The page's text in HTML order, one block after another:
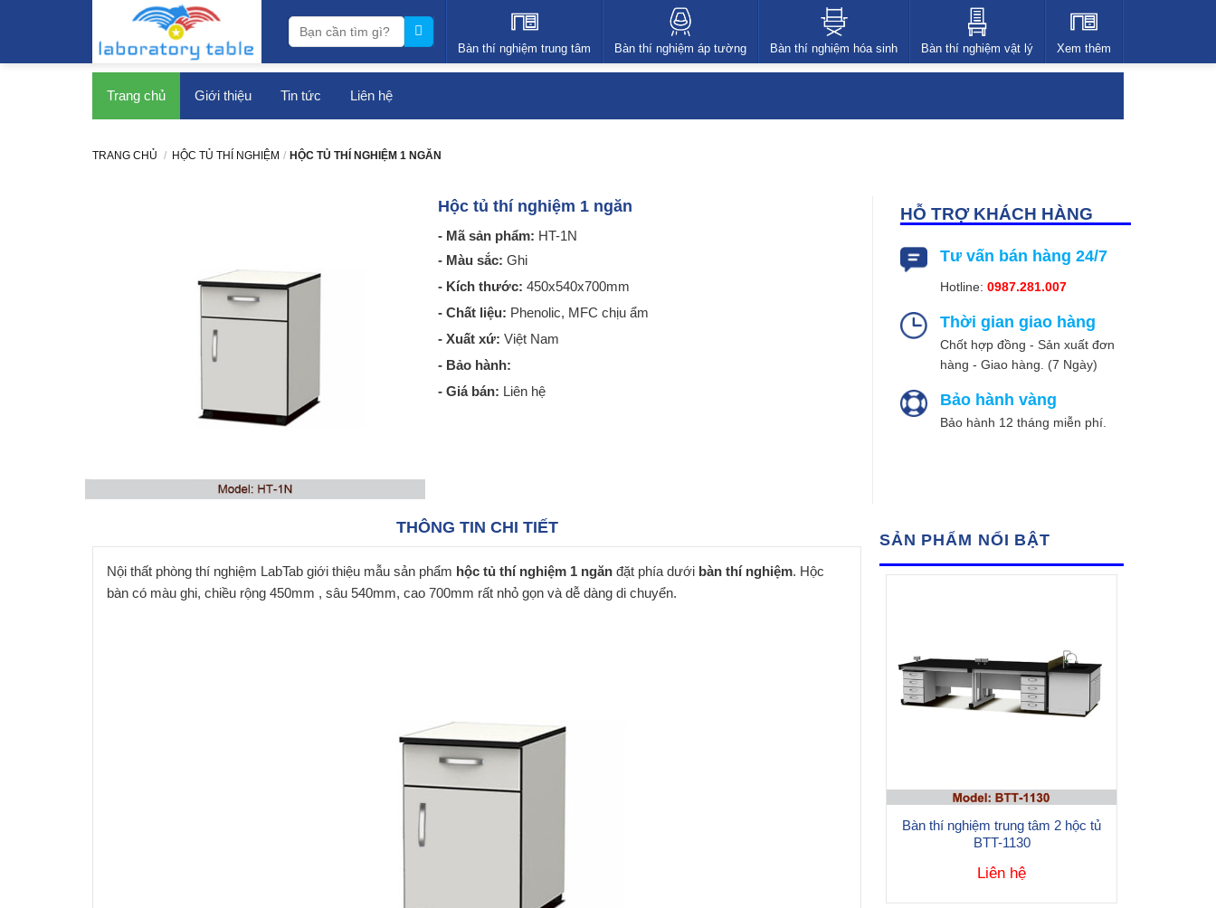
bàn thí nghiệm Bàn thí nghiệm trung tâm Bàn thí nghiệm áp tường Bàn thí nghiệm hóa sinh Bàn thí nghiệm vật lý Xem thêm
Trang chủ Giới thiệu Tin tức Liên hệ
TRANG CHỦ / HỘC TỦ THÍ NGHIỆM / HỘC TỦ THÍ NGHIỆM 1 NGĂN
Hộc tủ thí nghiệm 1 ngăn
- Mã sản phẩm: HT-1N
- Màu sắc: Ghi
- Kích thước: 450x540x700mm
- Chất liệu: Phenolic, MFC chịu ẩm
- Xuất xứ: Việt Nam
- Bảo hành:
- Giá bán: Liên hệ
HỖ TRỢ KHÁCH HÀNG
Tư vấn bán hàng 24/7
Hotline: 0987.281.007
Thời gian giao hàng
Chốt hợp đồng - Sản xuất đơn
hàng - Giao hàng. (7 Ngày)
Bảo hành vàng
Bảo hành 12 tháng miễn phí.
THÔNG TIN CHI TIẾT
Nội thất phòng thí nghiệm LabTab giới thiệu mẫu sản phẩm hộc tủ thí nghiệm 1 ngănđặt phía dưới bàn thí nghiệm. Hộc
bàn có màu ghi, chiều rộng 450mm , sâu 540mm, cao 700mm rất nhỏ gọn và dễ dàng di chuyển.
SẢN PHẨM NỔI BẬT
Bàn thí nghiệm trung tâm 2 hộc tủ
BTT-1130
Liên hệ